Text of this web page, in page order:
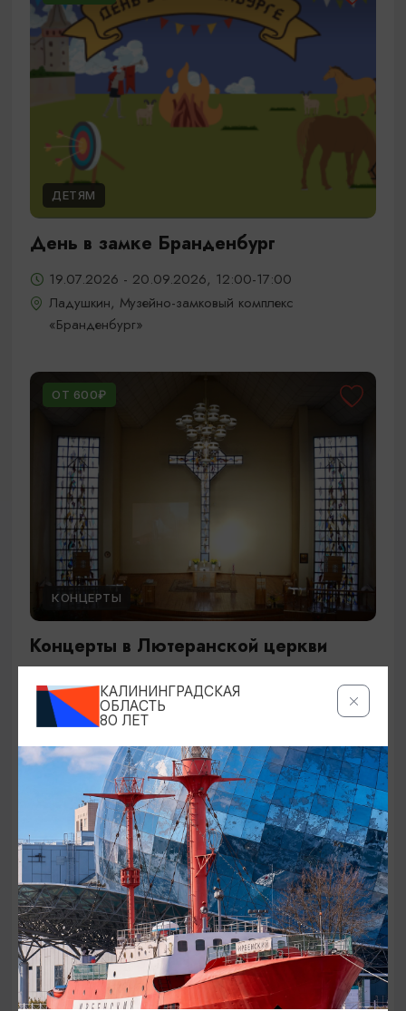
ДЕТЯМ
День в замке Бранденбург
19.07.2026 - 20.09.2026, 12:00-17:00
Ладушкин, Музейно-замковый комплекс
«Бранденбург»
ОТ 600₽
КОНЦЕРТЫ
Концерты в Лютеранской церкви
19.07.2026 - 19.08.2026, 19:00
Калининград, Евангелическо-лютеранская церковь
«Воскресения»
ОТ 250₽
ДЕТЯМ
КАЛИНИНГРАДСКАЯ
ОБЛАСТЬ
80 ЛЕТ